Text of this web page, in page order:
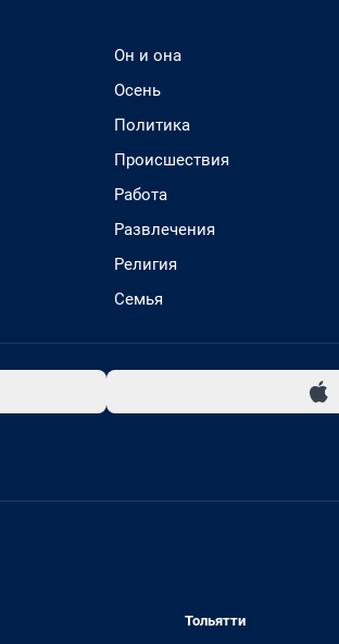
Он и она
Осень
Политика
Происшествия
Работа
Развлечения
Религия
Семья
Тольятти